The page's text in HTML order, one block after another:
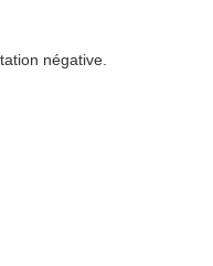
négative.